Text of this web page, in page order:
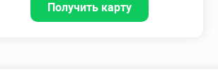
Получить карту